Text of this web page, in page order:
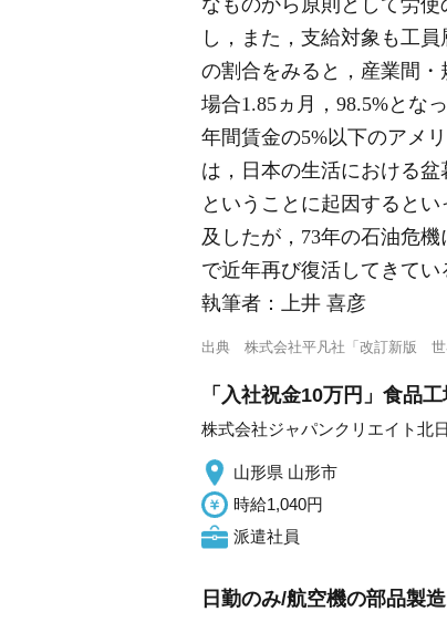
なものから原則として労
し，また，支給対象も工
の割合をみると，産業間・
場合1.85ヵ月，98.5%とな
年間賃金の5%以下のアメ
は，日本の生活における
ということに起因すると
及したが，73年の石油危
で近年再び復活してきてい
執筆者： 上井 喜彦
出典 株式会社平凡社「改訂新版 世
「入社祝金10万円」食品
株式会社ジャパンクリエイト北
山形県 山形市
時給1,040円
派遣社員
日勤のみ/航空機の部品製